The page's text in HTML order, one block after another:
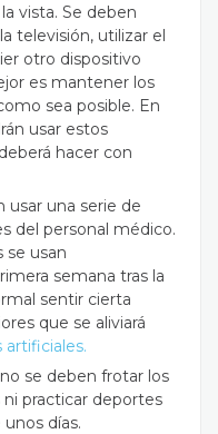
vista. Se deben
televisión, utilizar el
otro dispositivo
es mantener los
sea posible. En
usar estos
hacer con
usar una serie de
del personal médico.
se usan
semana tras la
sentir cierta
que se aliviará
artificiales.
se deben frotar los
ni practicar deportes
días.